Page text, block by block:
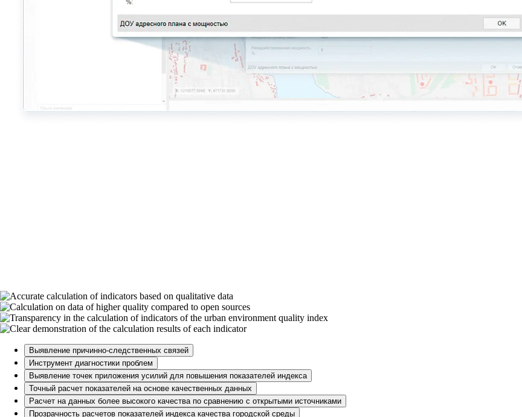
Выявление причинно-следственных связей
Инструмент диагностики проблем
Выявление точек приложения усилий для повышения показателей индекса
Точный расчет показателей на основе качественных данных
Расчет на данных более высокого качества по сравнению с открытыми источниками
Прозрачность расчетов показателей индекса качества городской среды